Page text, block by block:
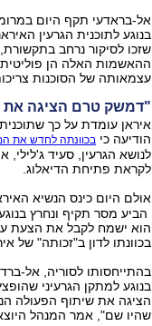
אל-בראדעי תקף היום
בנוגע לתוכנית הגרעין
שזכו לסיקור נרחב
ההאשמות האלה הן
עצמאותה של הסוכנות
"דמשק טרם הציגה את
איראן עומדת על כך
הודיעה כי בכוונתה לחדש את
לנושא הגרעין, סעיד
לקראת פתיחת הדיאלוג.
אולם היום כינס הנשיא
הביע מסר תקיף ונחרץ
הוא ישמח לקבל את הצעת
בכוונתו לדון ב"זכותה" של
בהתייחסותו לסוריה, אל-
הציגה את שיתוף הפעולה
שהיו שם", אמר המנהל